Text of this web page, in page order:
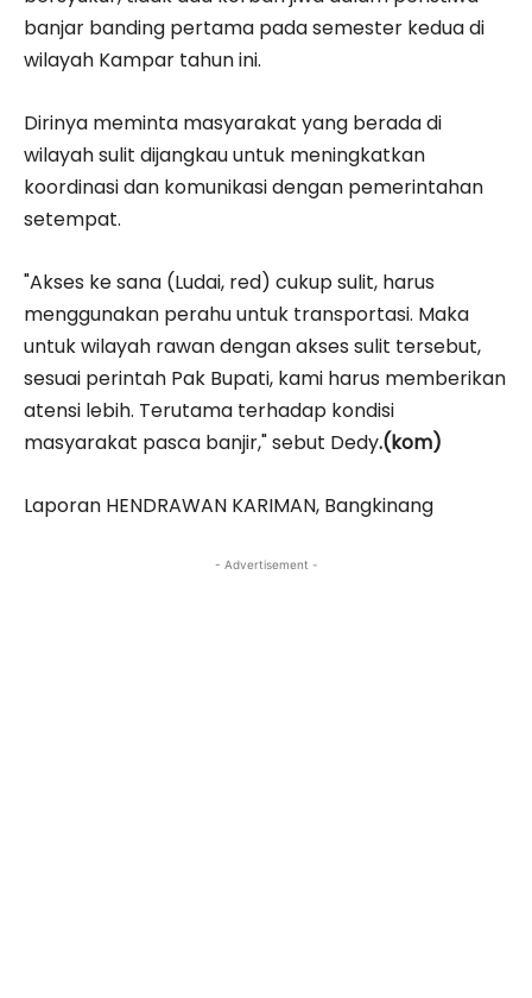
banjar banding pertama pada semester kedua di
wilayah Kampar tahun ini.
Dirinya meminta masyarakat yang berada di
wilayah sulit dijangkau untuk meningkatkan
koordinasi dan komunikasi dengan pemerintahan
setempat.
"Akses ke sana (Ludai, red) cukup sulit, harus
menggunakan perahu untuk transportasi. Maka
untuk wilayah rawan dengan akses sulit tersebut,
sesuai perintah Pak Bupati, kami harus memberikan
atensi lebih. Terutama terhadap kondisi
masyarakat pasca banjir," sebut Dedy.(kom)
Laporan HENDRAWAN KARIMAN, Bangkinang
- Advertisement -